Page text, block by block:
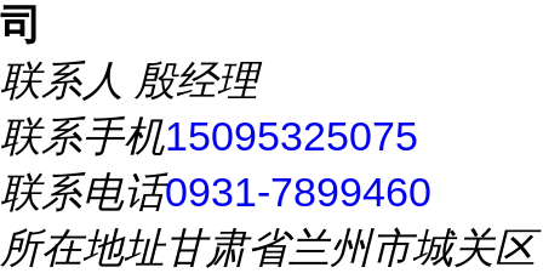
司
联系人 殷经理
联系手机15095325075
联系电话0931-7899460
所在地址甘肃省兰州市城关区